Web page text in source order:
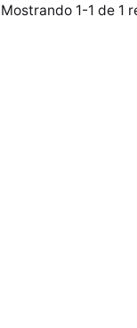
Mostrando 1-1 de 1